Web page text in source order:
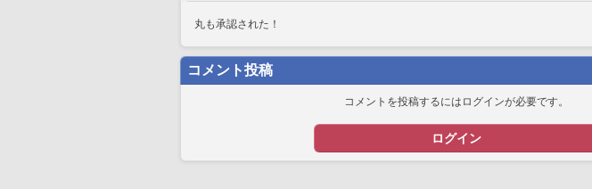
丸も承認された！
コメント投稿
コメントを投稿するにはログインが必要です。
ログイン